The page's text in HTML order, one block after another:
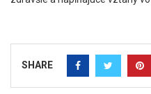
SHARE